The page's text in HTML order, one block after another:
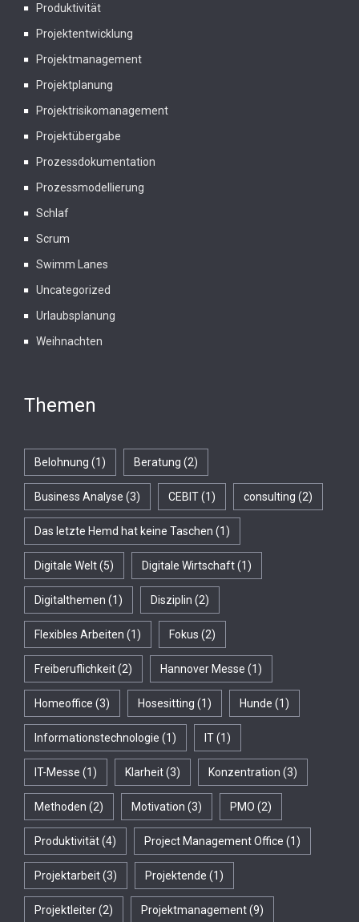
Produktivität
Projektentwicklung
Projektmanagement
Projektplanung
Projektrisikomanagement
Projektübergabe
Prozessdokumentation
Prozessmodellierung
Schlaf
Scrum
Swimm Lanes
Uncategorized
Urlaubsplanung
Weihnachten
Themen
Belohnung (1) Beratung (2)
Business Analyse (3) CEBIT(1) consulting (2)
Das letzte Hemd hat keine Taschen (1)
Digitale Welt(5) Digitale Wirtschaft(1)
Digitalthemen (1) Disziplin (2)
Flexibles Arbeiten (1) Fokus (2)
Freiberuflichkeit(2) Hannover Messe (1)
Homeoffice (3) Hosesitting (1) Hunde (1)
Informationstechnologie (1) IT(1)
IT-Messe (1) Klarheit(3) Konzentration (3)
Methoden (2) Motivation (3) PMO (2)
Produktivität(4) Project Management Office (1)
Projektarbeit(3) Projektende (1)
Projektleiter(2) Projektmanagement(9)